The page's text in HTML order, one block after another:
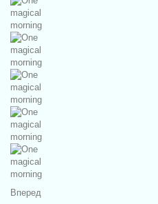
Вперед